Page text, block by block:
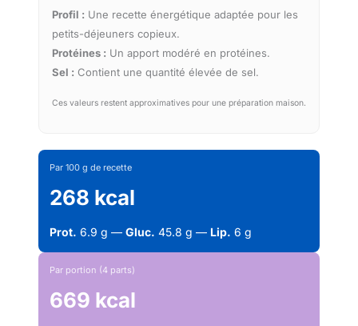
Profil : Une recette énergétique adaptée pour les
petits-déjeuners copieux.
Protéines : Un apport modéré en protéines.
Sel : Contient une quantité élevée de sel.
Ces valeurs restent approximatives pour une préparation maison.
Par 100 g de recette
268 kcal
Prot. 6.9 g — Gluc. 45.8 g — Lip. 6 g
Par portion (4 parts)
669 kcal